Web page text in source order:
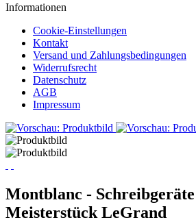
Informationen
Cookie-Einstellungen
Kontakt
Versand und Zahlungsbedingungen
Widerrufsrecht
Datenschutz
AGB
Impressum
Montblanc -
Meisterstück LeGrand